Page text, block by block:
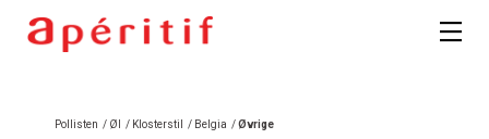
Pollisten / Øl / Klosterstil / Belgia /Øvrige